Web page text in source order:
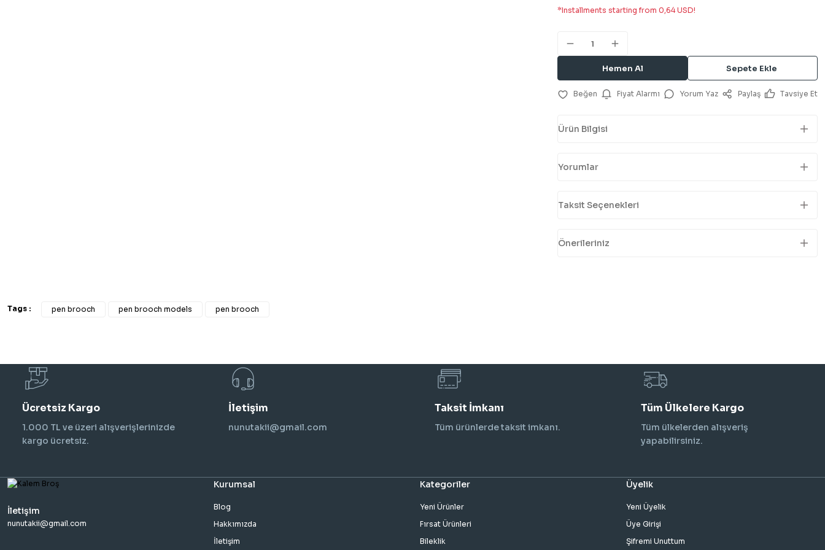
*Installments starting from 0,64 USD!
Hemen Al Sepete Ekle
Fiyat Alarmı Yorum Yaz Paylaş Tavsiye Et
Ürün Bilgisi
Yorumlar
Taksit Seçenekleri
Önerileriniz
Tags : pen brooch pen brooch models pen brooch
Ücretsiz Kargo
1.000 TL ve üzeri alışverişlerinizde
kargo ücretsiz.
İletişim
nunutakii@gmail.com
Taksit İmkanı
Tüm ürünlerde taksit imkanı.
Tüm Ülkelere Kargo
Tüm ülkelerden alışveriş
yapabilirsiniz.
İletişim
nunutakii@gmail.com
Kurumsal
Blog
Hakkımızda
İletişim
Kategoriler
Yeni Ürünler
Fırsat Ürünleri
Bileklik
Üyelik
Yeni Üyelik
Üye Girişi
Şifremi Unuttum